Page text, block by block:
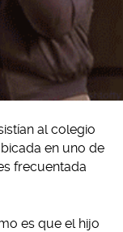
al colegio
en uno de
frecuentada
es que el hijo